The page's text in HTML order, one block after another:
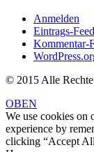
Anmelden
Eintrags-Feed
Kommentar-
© 2015 Alle
OBEN
We use cookies on
experience by
clicking “Accept